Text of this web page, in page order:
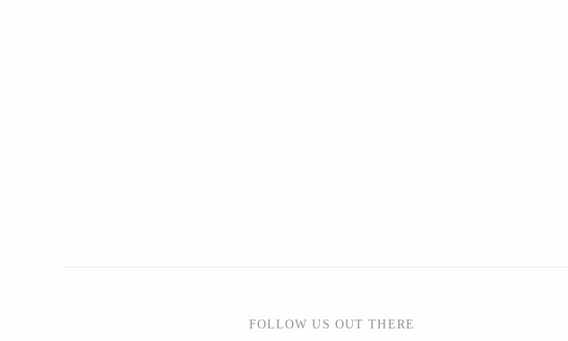
FOLLOW US OUT THERE